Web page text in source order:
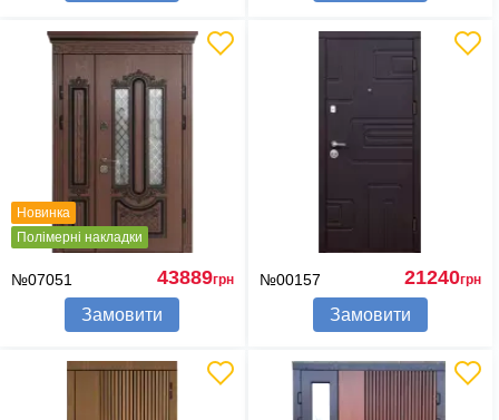
Новинка
Полімерні накладки
№07051 43889грн
Замовити
№00157 21240грн
Замовити